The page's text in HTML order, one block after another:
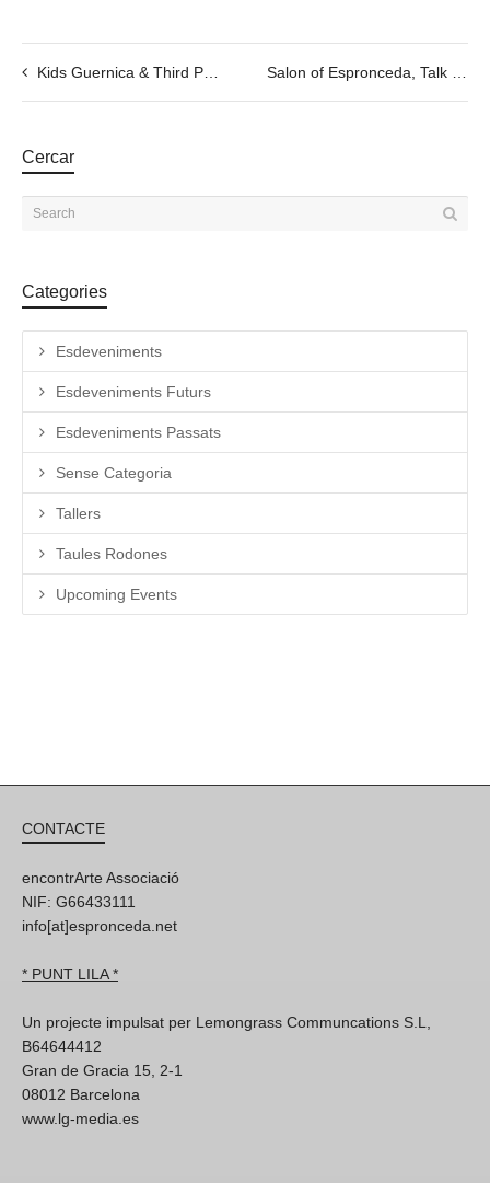
Kids Guernica & Third Paradise: Jornadas Dedicadas – Cultural Diplomacy
Cercar
Categories
Esdeveniments
Esdeveniments Futurs
Esdeveniments Passats
Sense Categoria
Tallers
Taules Rodones
Upcoming Events
CONTACTE
encontrArte Associació
NIF: G66433111
info[at]espronceda.net
* PUNT LILA *
Un projecte impulsat per Lemongrass Communcations S.L,
B64644412
Gran de Gracia 15, 2-1
08012 Barcelona
www.lg-media.es